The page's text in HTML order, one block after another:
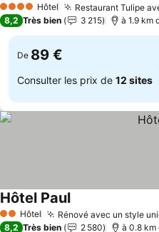
4 Étoiles Hôtel Restaurant Tulipe
8,2 Très bien 3 215 à 1.9 km
De 89 €
Consulter les prix de 12 sites
2 Étoiles
Hôtel Rénové avec un style
Hôtel Paul
8,2 Très bien 2 580 à 0.8 km